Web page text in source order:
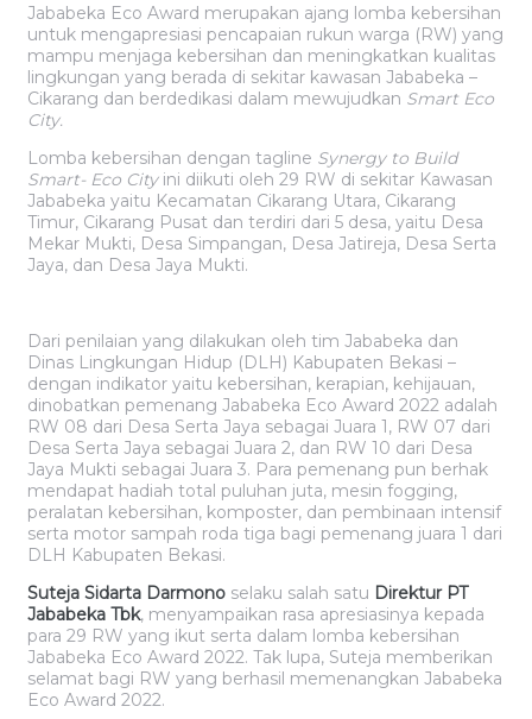
Jababeka Eco Award merupakan ajang lomba kebersihan
untuk mengapresiasi pencapaian rukun warga (RW) yang
mampu menjaga kebersihan dan meningkatkan kualitas
lingkungan yang berada di sekitar kawasan Jababeka –
Cikarang dan berdedikasi dalam mewujudkan Smart Eco
City.
Lomba kebersihan dengan tagline Synergy to Build
Smart- Eco Cityini diikuti oleh 29 RW di sekitar Kawasan
Jababeka yaitu Kecamatan Cikarang Utara, Cikarang
Timur, Cikarang Pusat dan terdiri dari 5 desa, yaitu Desa
Mekar Mukti, Desa Simpangan, Desa Jatireja, Desa Serta
Jaya, dan Desa Jaya Mukti.
Dari penilaian yang dilakukan oleh tim Jababeka dan
Dinas Lingkungan Hidup (DLH) Kabupaten Bekasi –
dengan indikator yaitu kebersihan, kerapian, kehijauan,
dinobatkan pemenang Jababeka Eco Award 2022 adalah
RW 08 dari Desa Serta Jaya sebagai Juara 1, RW 07 dari
Desa Serta Jaya sebagai Juara 2, dan RW 10 dari Desa
Jaya Mukti sebagai Juara 3. Para pemenang pun berhak
mendapat hadiah total puluhan juta, mesin fogging,
peralatan kebersihan, komposter, dan pembinaan intensif
serta motor sampah roda tiga bagi pemenang juara 1 dari
DLH Kabupaten Bekasi.
Suteja Sidarta Darmono selaku salah satu Direktur PT
Jababeka Tbk, menyampaikan rasa apresiasinya kepada
para 29 RW yang ikut serta dalam lomba kebersihan
Jababeka Eco Award 2022. Tak lupa, Suteja memberikan
selamat bagi RW yang berhasil memenangkan Jababeka
Eco Award 2022.